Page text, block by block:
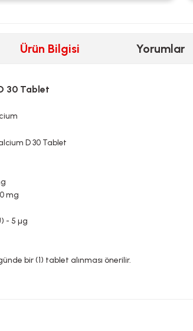
Ürün Bilgisi Yorumlar
30 Tablet
D 30 Tablet
mg
- 5 µg
bir (1) tablet alınması önerilir.